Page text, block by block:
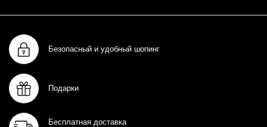
Безопасный и удобный шопинг
Подарки
Бесплатная доставка